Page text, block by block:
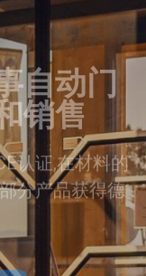
自动门
销售
认证,在材料的
分产品获得德